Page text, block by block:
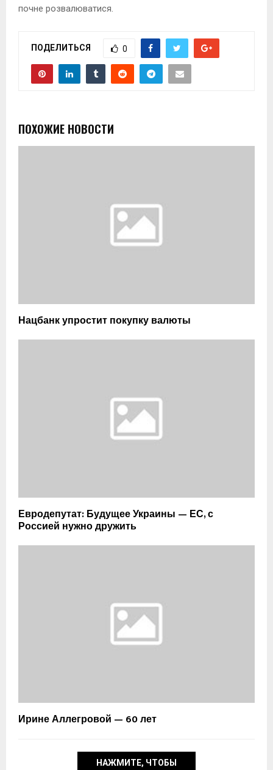
почне розвалюватися.
ПОДЕЛИТЬСЯ 0
ПОХОЖИЕ НОВОСТИ
Нацбанк упростит покупку валюты
Евродепутат: Будущее Украины — ЕС, с
Россией нужно дружить
Ирине Аллегровой — 60 лет
НАЖМИТЕ, ЧТОБЫ